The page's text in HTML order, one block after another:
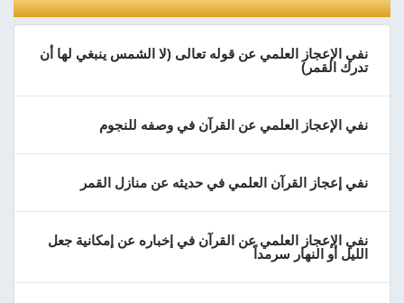
نفي الإعجاز العلمي عن قوله تعالى (لا الشمس ينبغي لها أن
تدرك القمر)
نفي الإعجاز العلمي عن القرآن في وصفه للنجوم
نفي إعجاز القرآن العلمي في حديثه عن منازل القمر
نفي الإعجاز العلمي عن القرآن في إخباره عن إمكانية جعل
الليل أو النهار سرمداً